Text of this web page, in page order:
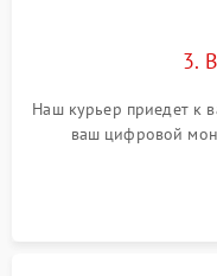
3.
Наш курьер приедет к
ваш цифровой